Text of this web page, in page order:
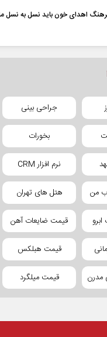
اهدای خون باید نسل به نسل
جراحی بینی
بخورات
نرم افزار CRM
من هتل های تهران
قیمت ضایعات آهن
قیمت هبلکس
مدرن قیمت میلگرد